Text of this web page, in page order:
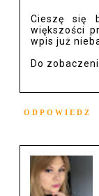
Cieszę się
większości
wpis już
Do
ODPOWIEDZ